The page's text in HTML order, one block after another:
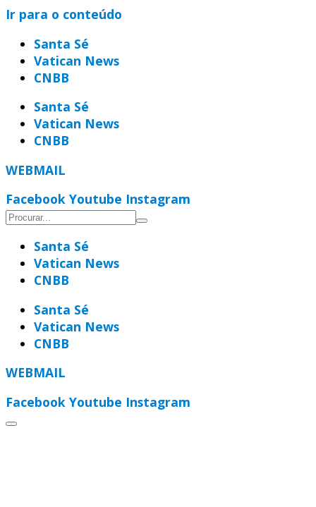
Ir para o conteúdo
Santa Sé
Vatican News
CNBB
Santa Sé
Vatican News
CNBB
WEBMAIL
Facebook Youtube Instagram
Santa Sé
Vatican News
CNBB
Santa Sé
Vatican News
CNBB
WEBMAIL
Facebook Youtube Instagram